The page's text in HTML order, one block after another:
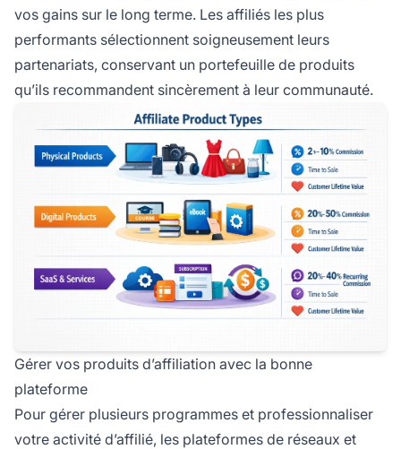
vos gains sur le long terme. Les affiliés les plus
performants sélectionnent soigneusement leurs
partenariats, conservant un portefeuille de produits
qu’ils recommandent sincèrement à leur communauté.
Gérer vos produits d’affiliation avec la bonne
plateforme
Pour gérer plusieurs programmes et professionnaliser
votre activité d’affilié, les plateformes de réseaux et